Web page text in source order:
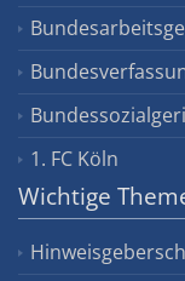
1. FC Köln
Wichtige